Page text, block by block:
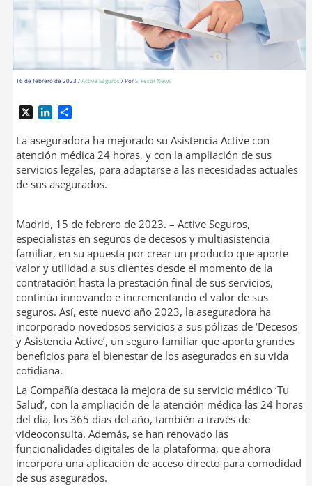
16 de febrero de 2023 /Active Seguros/ PorS. Fecor News
n
k
e
d
m
p
a
r
r
La aseguradora ha mejorado su Asistencia Active con
atención médica 24 horas, y con la ampliación de sus
servicios legales, para adaptarse a las necesidades actuales
de sus asegurados.
Madrid, 15 de febrero de 2023. – Active Seguros,
especialistas en seguros de decesos y multiasistencia
familiar, en su apuesta por crear un producto que aporte
valor y utilidad a sus clientes desde el momento de la
contratación hasta la prestación final de sus servicios,
continúa innovando e incrementando el valor de sus
seguros. Así, este nuevo año 2023, la aseguradora ha
incorporado novedosos servicios a sus pólizas de ‘Decesos
y Asistencia Active’, un seguro familiar que aporta grandes
beneficios para el bienestar de los asegurados en su vida
cotidiana.
La Compañía destaca la mejora de su servicio médico ‘Tu
Salud’, con la ampliación de la atención médica las 24 horas
del día, los 365 días del año, también a través de
videoconsulta. Además, se han renovado las
funcionalidades digitales de la plataforma, que ahora
incorpora una aplicación de acceso directo para comodidad
de sus asegurados.